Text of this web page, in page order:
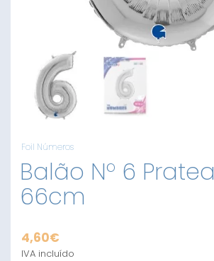
Foil Números
Balão Nº 6
66cm
4,60€
IVA incluído